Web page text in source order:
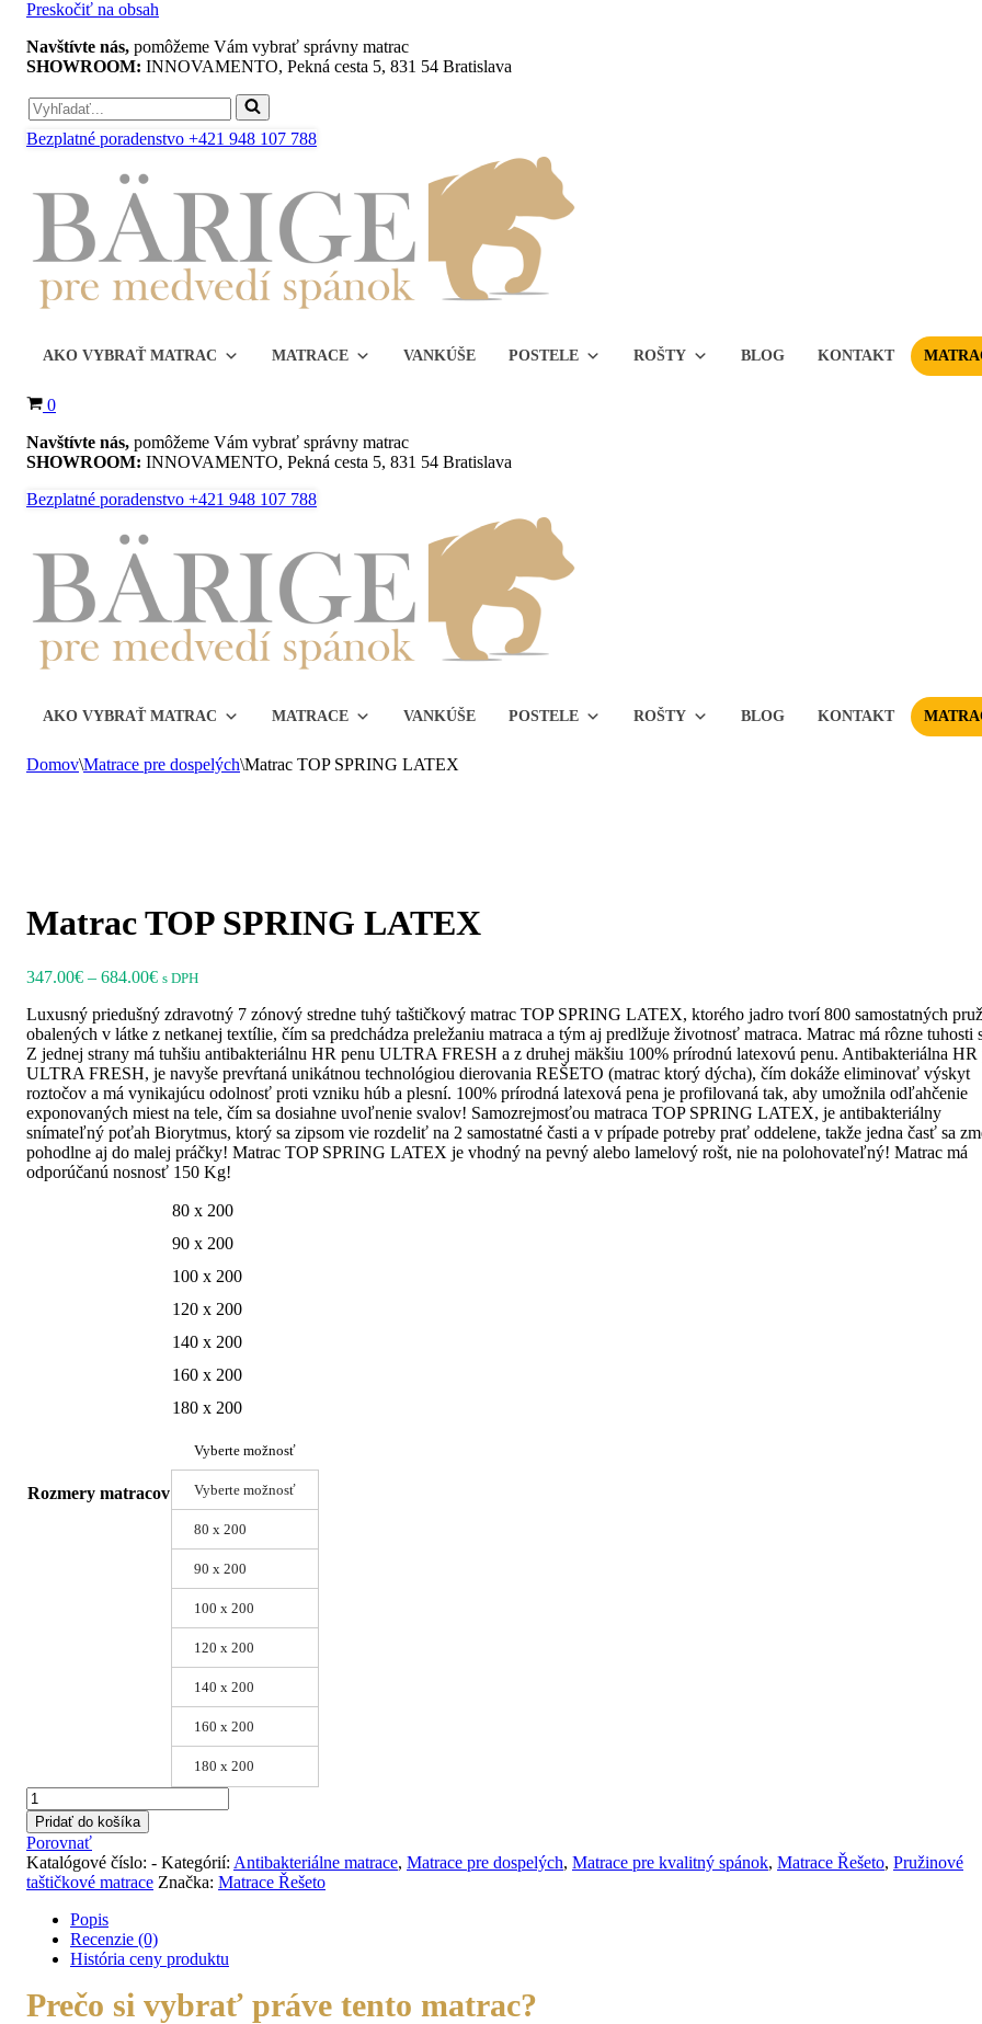
Preskočiť na obsah
Navštívte nás, pomôžeme Vám vybrať správny matrac
SHOWROOM: INNOVAMENTO, Pekná cesta 5, 831 54 Bratislava
Search
for...
Bezplatné poradenstvo +421 948 107 788
AKO VYBRAŤ MATRAC MATRACE VANKÚŠE POSTELE ROŠTY BLOG KONTAKT
Košík
0
Navštívte nás, pomôžeme Vám vybrať správny matrac
SHOWROOM: INNOVAMENTO, Pekná cesta 5, 831 54 Bratislava
Bezplatné poradenstvo +421 948 107 788
AKO VYBRAŤ MATRAC MATRACE VANKÚŠE POSTELE ROŠTY BLOG KONTAKT
Domov\Matrace pre dospelých\Matrac TOP SPRING LATEX
Matrac TOP SPRING LATEX
347.00€ – 684.00€Price
347.00€
through
684.00€
s DPH
Luxusný priedušný zdravotný 7 zónový stredne tuhý taštičkový matrac TOP SPRING LATEX, ktorého jadro tvorí 800 samostatných
obalených v látke z netkanej textílie, čím sa predchádza preležaniu matraca a tým aj predlžuje životnosť matraca. Matrac má rôzne tuhosti
Z jednej strany má tuhšiu antibakteriálnu HR penu ULTRA FRESH a z druhej mäkšiu 100% prírodnú latexovú penu. Antibakteriálna HR
ULTRA FRESH, je navyše prevŕtaná unikátnou technológiou dierovania REŠETO (matrac ktorý dýcha), čím dokáže eliminovať výskyt
roztočov a má vynikajúcu odolnosť proti vzniku húb a plesní. 100% prírodná latexová pena je profilovaná tak, aby umožnila odľahčenie
exponovaných miest na tele, čím sa dosiahne uvoľnenie svalov! Samozrejmosťou matraca TOP SPRING LATEX, je antibakteriálny
snímateľný poťah Biorytmus, ktorý sa zipsom vie rozdeliť na 2 samostatné časti a v prípade potreby prať oddelene, takže jedna časť sa
pohodlne aj do malej práčky! Matrac TOP SPRING LATEX je vhodný na pevný alebo lamelový rošt, nie na polohovateľný! Matrac má
odporúčanú nosnosť 150 Kg!
Rozmery matracov
80 x 200
90 x 200
100 x 200
120 x 200
140 x 200
160 x 200
180 x 200
Vyberte možnosť
Vyberte možnosť
80 x 200
90 x 200
100 x 200
120 x 200
140 x 200
160 x 200
180 x 200
množstvo
Matrac
TOP
SPRING
LATEX
Pridať do košíka
Porovnať
Katalógové číslo: - Kategórií: Antibakteriálne matrace, Matrace pre dospelých, Matrace pre kvalitný spánok, Matrace Řešeto, Pružinové
taštičkové matrace Značka: Matrace Řešeto
Popis
Recenzie (0)
História ceny produktu
Prečo si vybrať práve tento matrac?